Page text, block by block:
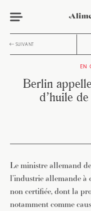
SUIVANT
EN
Berlin
d’huile
Le ministre allemand
l’industrie allemande à
non certifiée, dont la
notamment comme